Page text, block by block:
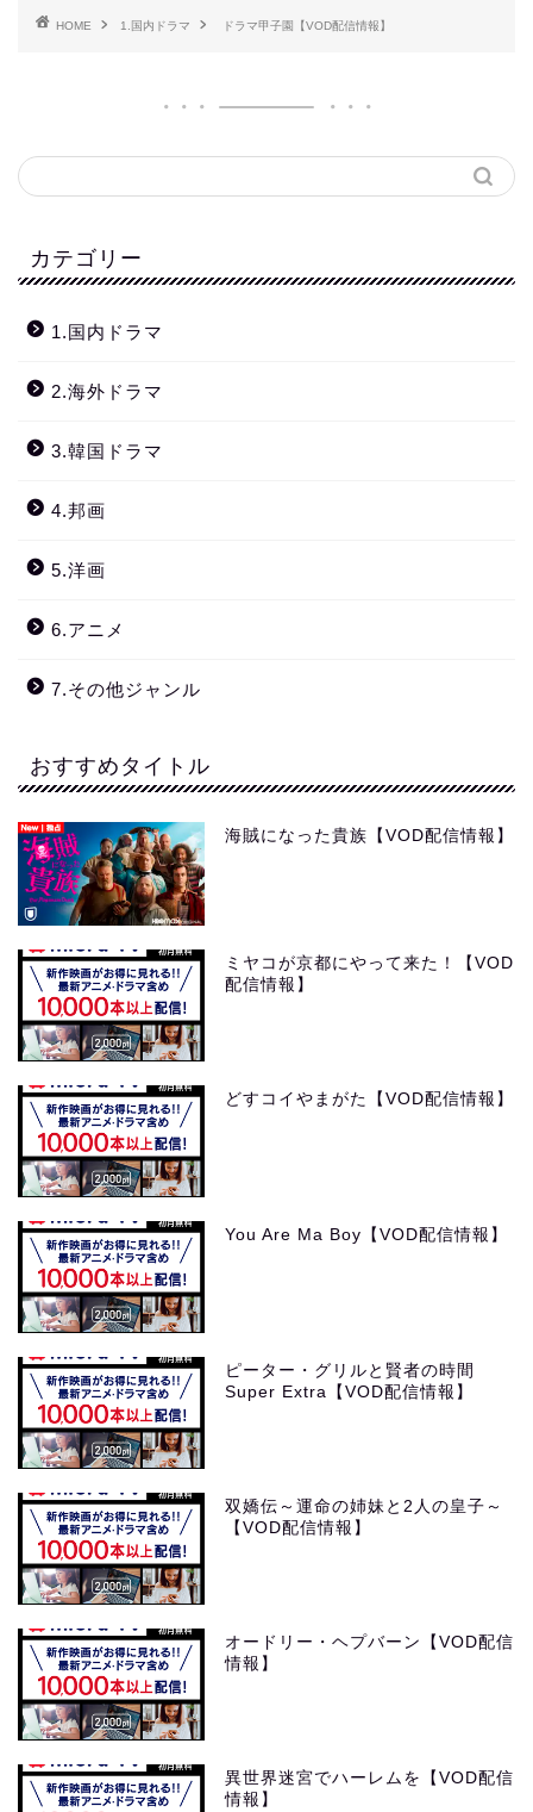
HOME 1.国内ドラマ ドラマ甲子園【VOD配信情報】
カテゴリー
1.国内ドラマ
2.海外ドラマ
3.韓国ドラマ
4.邦画
5.洋画
6.アニメ
7.その他ジャンル
おすすめタイトル
海賊になった貴族【VOD配信情報】
ミヤコが京都にやって来た！【VOD
配信情報】
どすコイやまがた【VOD配信情報】
You Are Ma Boy【VOD配信情報】
ピーター・グリルと賢者の時間
Super Extra【VOD配信情報】
双嬌伝～運命の姉妹と2人の皇子～
【VOD配信情報】
オードリー・ヘプバーン【VOD配信
情報】
異世界迷宮でハーレムを【VOD配信
情報】